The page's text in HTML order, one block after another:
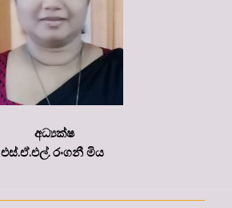
අධ්‍යක්ෂ
එස්.ඒ.එල්. රංගනී මිය